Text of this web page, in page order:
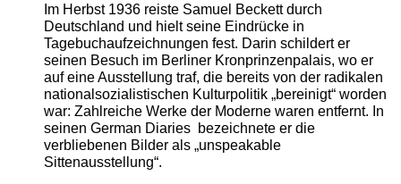
Im Herbst 1936 reiste Samuel Beckett durch
Deutschland und hielt seine Eindrücke in
Tagebuchaufzeichnungen fest. Darin schildert er
seinen Besuch im Berliner Kronprinzenpalais, wo er
auf eine Ausstellung traf, die bereits von der radikalen
nationalsozialistischen Kulturpolitik „bereinigt“ worden
war: Zahlreiche Werke der Moderne waren entfernt. In
seinen German Diaries bezeichnete er die
verbliebenen Bilder als „unspeakable
Sittenausstellung“.